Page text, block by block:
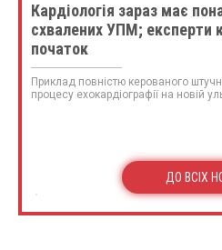
Кардіологія зараз має
схвалених УПМ; експерти
початок
Приклад повністю керованого
процесу ехокардіографії на новій
ДО ВСІХ